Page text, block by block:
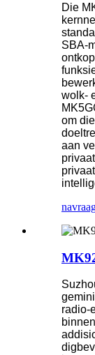
Die
SBA-
wolk-
om
aan
radio-